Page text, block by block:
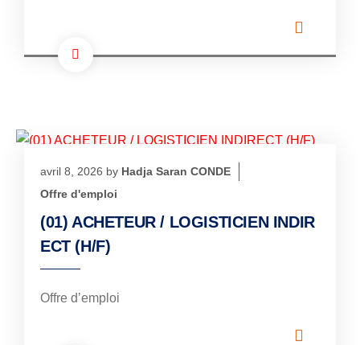
avril 8, 2026 by Hadja Saran CONDE
Offre d'emploi
(01) ACHETEUR / LOGISTICIEN INDIR
ECT (H/F)
Offre d’emploi